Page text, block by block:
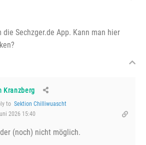
Sechzger.de App. Kann man hier
Kranzberg
to Sektion Chilliwuascht
2026 15:40
(noch) nicht möglich.